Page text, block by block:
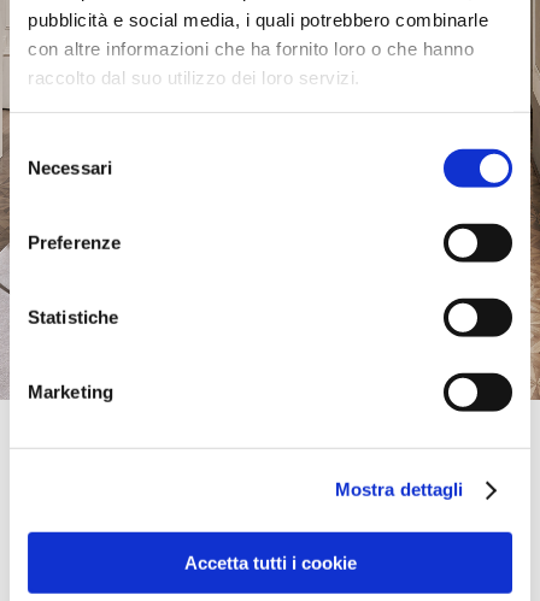
pubblicità e social media, i quali potrebbero combinarle
con altre informazioni che ha fornito loro o che hanno
raccolto dal suo utilizzo dei loro servizi.
del
consenso
Necessari
Preferenze
Statistiche
Marketing
Mostra dettagli
Accetta tutti i cookie
2029 2ND AVENUE,
+1-206-441-2350
danielle@alchemycollections.com